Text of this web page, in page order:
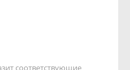
соответствующие